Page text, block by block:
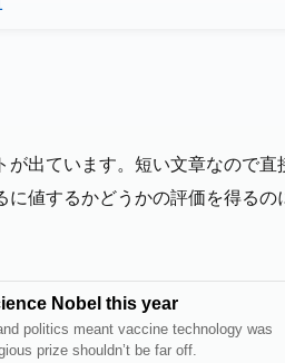
が出ています。短い文章なので
に値するかどうかの評価を得る
Nobel this year
politics meant vaccine technology was
prize shouldn’t be far off.